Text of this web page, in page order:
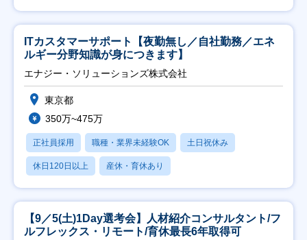
ITカスタマーサポート【夜勤無し／自社勤務／エネ
ルギー分野知識が身につきます】
エナジー・ソリューションズ株式会社
東京都
350万~475万
正社員採用 職種・業界未経験OK 土日祝休み
休日120日以上 産休・育休あり
【9／5(土)1Day選考会】人材紹介コンサルタント/フ
ルフレックス・リモート/育休最長6年取得可